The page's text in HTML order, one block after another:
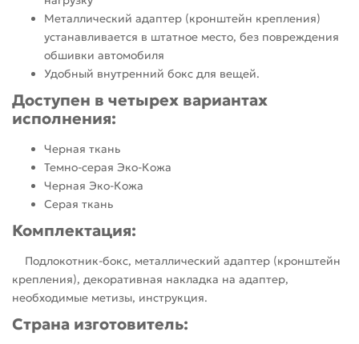
Металлический адаптер (кронштейн крепления)
устанавливается в штатное место, без повреждения
обшивки автомобиля
Удобный внутренний бокс для вещей.
Доступен в четырех вариантах
исполнения:
Черная ткань
Темно-серая Эко-Кожа
Черная Эко-Кожа
Серая ткань
Комплектация:
Подлокотник-бокс, металлический адаптер (кронштейн
крепления), декоративная накладка на адаптер,
необходимые метизы, инструкция.
Страна изготовитель: